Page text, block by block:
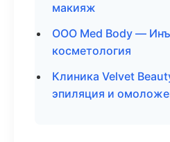
макияж
ООО Med Body —
косметология
Клиника Velvet
эпиляция и